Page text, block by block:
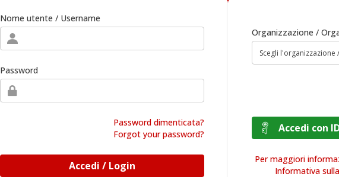
Nome utente / Username
Password
Password dimenticata?
Forgot your password?
Accedi / Login
Organizzazione /
Accedi
Per maggiori
Informativa